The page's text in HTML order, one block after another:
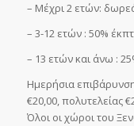
– Μέχρι 2 ετών:
– 3-12 ετών : 50%
– 13 ετών και άνω :
Ημερήσια
€20,00, πολυτελείας
Όλοι οι χώροι του